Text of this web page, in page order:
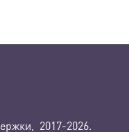
2017-2026.